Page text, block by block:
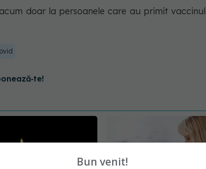
doar la persoanele care au primit vaccinul
Bun venit!